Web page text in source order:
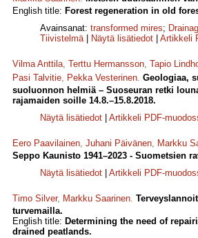
English title: Forest regeneration in old
Avainsanat: transformed mires;
Tiivistelmä| Näytä lisätiedot Artikkeli
Vilma Anttila, Terttu Hermansson, Tapio
Pasi Talvitie, Pekka Vesterinen. Geologiaa,
suoluonnon helmiä – Suoseuran retki
rajamaiden soille 14.8.–15.8.2018.
Näytä lisätiedot
Artikkeli PDF-
Eero Paavilainen, Juhani Päivänen, Markku
Seppo Kaunisto 1941–2023 - Suometsien
Näytä lisätiedot
Artikkeli PDF-
Timo Silver, Markku Saarinen.
turvemailla.
English title: Determining the need of
drained peatlands.